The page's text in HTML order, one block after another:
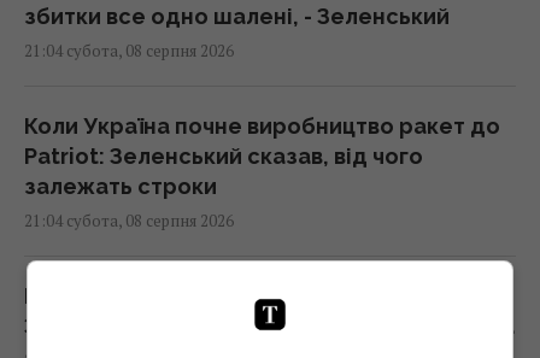
збитки все одно шалені, - Зеленський
21:04 субота, 08 серпня 2026
Коли Україна почне виробництво ракет до
Patriot: Зеленський сказав, від чого
залежать строки
21:04 субота, 08 серпня 2026
Прихована мобілізація й маніпуляції:
Зеленський розкрив подальші плани Путіна